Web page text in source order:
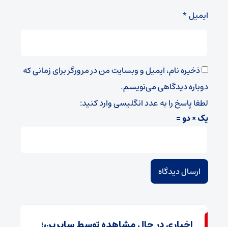
ایمیل*
ذخیره نام، ایمیل و وبسایت من در مرورگر برای زمانی که
دوباره دیدگاهی می‌نویسم.
لطفا پاسخ را به عدد انگلیسی وارد کنید:
یک × دو =